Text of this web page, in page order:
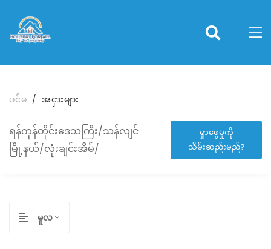
ပင်မ အငှားများ
ရန်ကုန်တိုင်းဒေသကြီး/သန်လျင်
မြို့နယ်/လုံးချင်းအိမ်/
ရှာဖွေမှုကို
သိမ်းဆည်းမည်?
မူလ